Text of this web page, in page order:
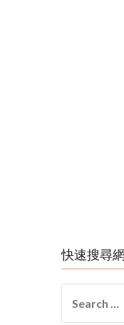
快速搜尋
for: